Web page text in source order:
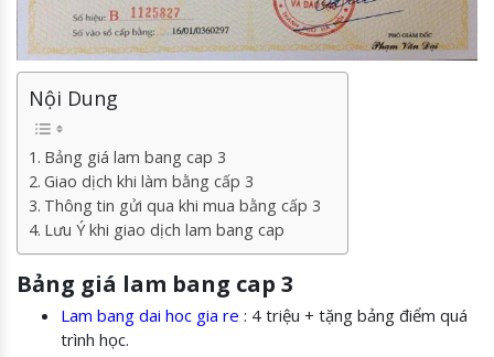
Nội Dung
Bảng giá lam bang cap 3
Giao dịch khi làm bằng cấp 3
Thông tin gửi qua khi mua bằng cấp 3
Lưu Ý khi giao dịch lam bang cap
Bảng giá lam bang cap 3
Lam bang dai hoc gia re : 4 triệu + tặng bảng điểm quá
trình học.